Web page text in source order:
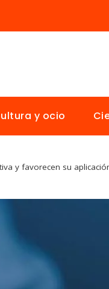
y ocio
y favorecen su